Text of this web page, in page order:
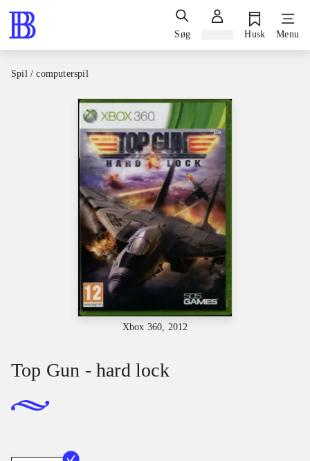
Søg Husk Menu
Spil / computerspil
Xbox 360, 2012
Top Gun - hard lock